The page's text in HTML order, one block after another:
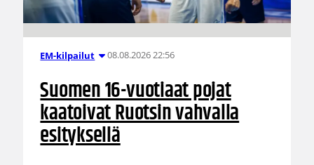
EM-kilpailut 08.08.2026 22:56
Suomen 16-vuotiaat pojat
kaatoivat Ruotsin vahvalla
esityksellä